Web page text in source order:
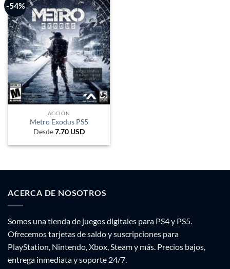
-54%
ACCIÓN
Metro Exodus PS5
Desde7.70 USD
ACERCA DE NOSOTROS
Somos una tienda de juegos digitales para PS4 y PS5.
Ofrecemos tarjetas de saldo y suscripciones para
PlayStation, Nintendo, Xbox, Steam y más. Precios bajos,
entrega inmediata y soporte 24/7.